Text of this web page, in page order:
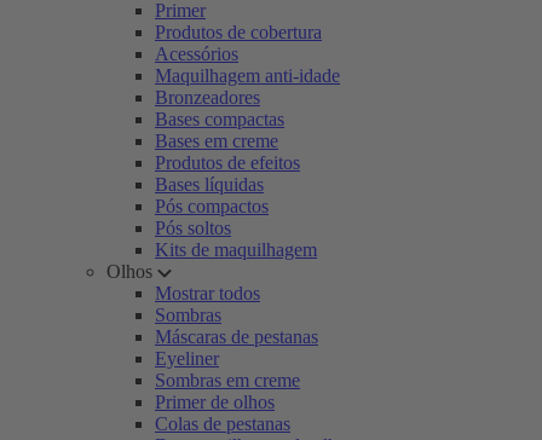
Primer
Produtos de cobertura
Acessórios
Maquilhagem anti-idade
Bronzeadores
Bases compactas
Bases em creme
Produtos de efeitos
Bases líquidas
Pós compactos
Pós soltos
Kits de maquilhagem
Olhos
Mostrar todos
Sombras
Máscaras de pestanas
Eyeliner
Sombras em creme
Primer de olhos
Colas de pestanas